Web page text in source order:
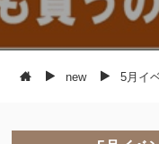
new 5月イ